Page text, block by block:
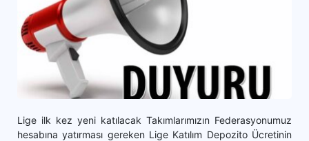
Lige ilk kez yeni katılacak Takımlarımızın Federasyonumuz
hesabına yatırması gereken Lige Katılım Depozito Ücretinin